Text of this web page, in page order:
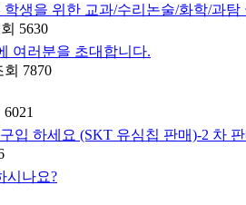
생을 위한 교과/수리논술/화학/과탐
5630
여러분을 초대합니다.
회 7870
입 하세요 (SKT 유심칩 판매)-2 차 판
시나요?